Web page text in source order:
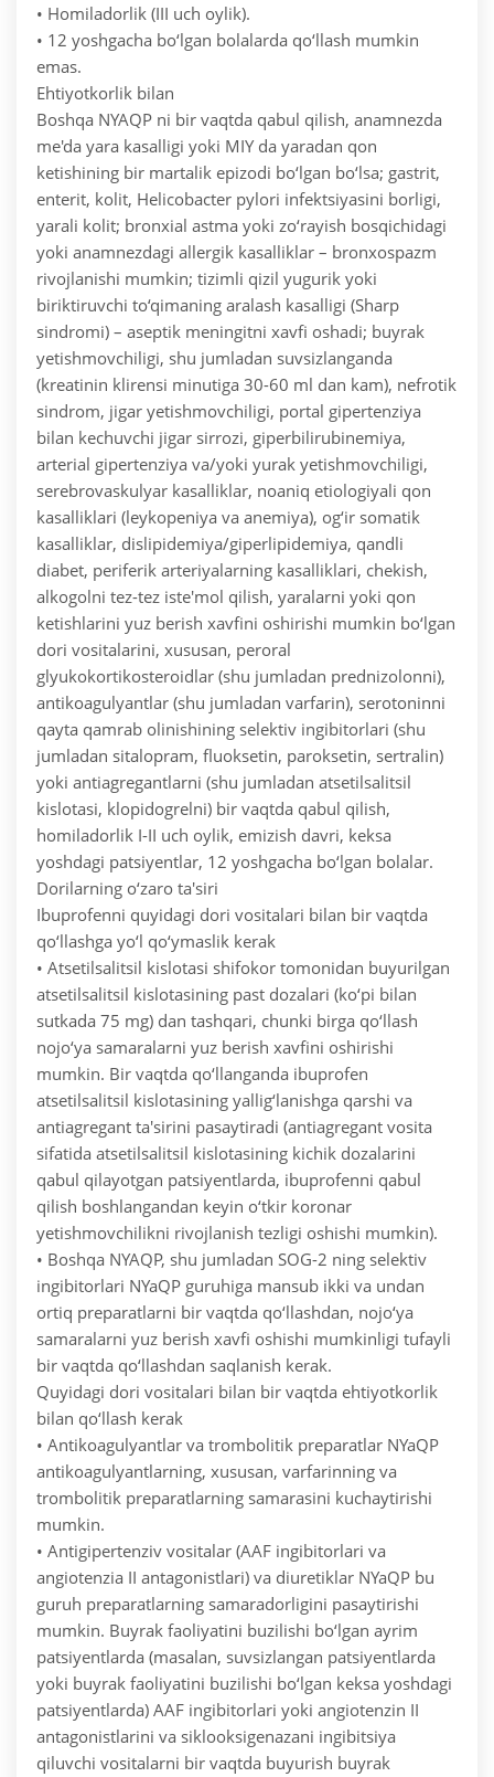
• Homiladorlik (III uch oylik).
• 12 yoshgacha bo‘lgan bolalarda qo‘llash mumkin
emas.
Ehtiyotkorlik bilan
Boshqa NYAQP ni bir vaqtda qabul qilish, anamnezda
me'da yara kasalligi yoki MIY da yaradan qon
ketishining bir martalik epizodi bo‘lgan bo‘lsa; gastrit,
enterit, kolit, Helicobacter pylori infektsiyasini borligi,
yarali kolit; bronxial astma yoki zo‘rayish bosqichidagi
yoki anamnezdagi allergik kasalliklar – bronxospazm
rivojlanishi mumkin; tizimli qizil yugurik yoki
biriktiruvchi to‘qimaning aralash kasalligi (Sharp
sindromi) – aseptik meningitni xavfi oshadi; buyrak
yetishmovchiligi, shu jumladan suvsizlanganda
(kreatinin klirensi minutiga 30-60 ml dan kam), nefrotik
sindrom, jigar yetishmovchiligi, portal gipertenziya
bilan kechuvchi jigar sirrozi, giperbilirubinemiya,
arterial gipertenziya va/yoki yurak yetishmovchiligi,
serebrovaskulyar kasalliklar, noaniq etiologiyali qon
kasalliklari (leykopeniya va anemiya), og‘ir somatik
kasalliklar, dislipidemiya/giperlipidemiya, qandli
diabet, periferik arteriyalarning kasalliklari, chekish,
alkogolni tez-tez iste'mol qilish, yaralarni yoki qon
ketishlarini yuz berish xavfini oshirishi mumkin bo‘lgan
dori vositalarini, xususan, peroral
glyukokortikosteroidlar (shu jumladan prednizolonni),
antikoagulyantlar (shu jumladan varfarin), serotoninni
qayta qamrab olinishining selektiv ingibitorlari (shu
jumladan sitalopram, fluoksetin, paroksetin, sertralin)
yoki antiagregantlarni (shu jumladan atsetilsalitsil
kislotasi, klopidogrelni) bir vaqtda qabul qilish,
homiladorlik I-II uch oylik, emizish davri, keksa
yoshdagi patsiyentlar, 12 yoshgacha bo‘lgan bolalar.
Dorilarning o‘zaro ta'siri
Ibuprofenni quyidagi dori vositalari bilan bir vaqtda
qo‘llashga yo‘l qo‘ymaslik kerak
• Atsetilsalitsil kislotasi shifokor tomonidan buyurilgan
atsetilsalitsil kislotasining past dozalari (ko‘pi bilan
sutkada 75 mg) dan tashqari, chunki birga qo‘llash
nojo‘ya samaralarni yuz berish xavfini oshirishi
mumkin. Bir vaqtda qo‘llanganda ibuprofen
atsetilsalitsil kislotasining yallig‘lanishga qarshi va
antiagregant ta'sirini pasaytiradi (antiagregant vosita
sifatida atsetilsalitsil kislotasining kichik dozalarini
qabul qilayotgan patsiyentlarda, ibuprofenni qabul
qilish boshlangandan keyin o‘tkir koronar
yetishmovchilikni rivojlanish tezligi oshishi mumkin).
• Boshqa NYAQP, shu jumladan SOG-2 ning selektiv
ingibitorlari NYaQP guruhiga mansub ikki va undan
ortiq preparatlarni bir vaqtda qo‘llashdan, nojo‘ya
samaralarni yuz berish xavfi oshishi mumkinligi tufayli
bir vaqtda qo‘llashdan saqlanish kerak.
Quyidagi dori vositalari bilan bir vaqtda ehtiyotkorlik
bilan qo‘llash kerak
• Antikoagulyantlar va trombolitik preparatlar NYaQP
antikoagulyantlarning, xususan, varfarinning va
trombolitik preparatlarning samarasini kuchaytirishi
mumkin.
• Antigipertenziv vositalar (AAF ingibitorlari va
angiotenzia II antagonistlari) va diuretiklar NYaQP bu
guruh preparatlarning samaradorligini pasaytirishi
mumkin. Buyrak faoliyatini buzilishi bo‘lgan ayrim
patsiyentlarda (masalan, suvsizlangan patsiyentlarda
yoki buyrak faoliyatini buzilishi bo‘lgan keksa yoshdagi
patsiyentlarda) AAF ingibitorlari yoki angiotenzin II
antagonistlarini va siklooksigenazani ingibitsiya
qiluvchi vositalarni bir vaqtda buyurish buyrak